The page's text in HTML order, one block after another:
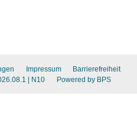
Impressum
Barrierefreiheit
| N10 Powered by BPS